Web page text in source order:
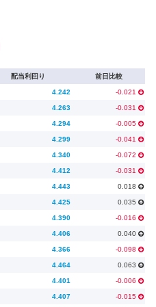
配当利回り 前日比較
4.242 -0.021
4.263 -0.031
4.294 -0.005
4.299 -0.041
4.340 -0.072
4.412 -0.031
4.443 0.018
4.425 0.035
4.390 -0.016
4.406 0.040
4.366 -0.098
4.464 0.063
4.401 -0.006
4.407 -0.015